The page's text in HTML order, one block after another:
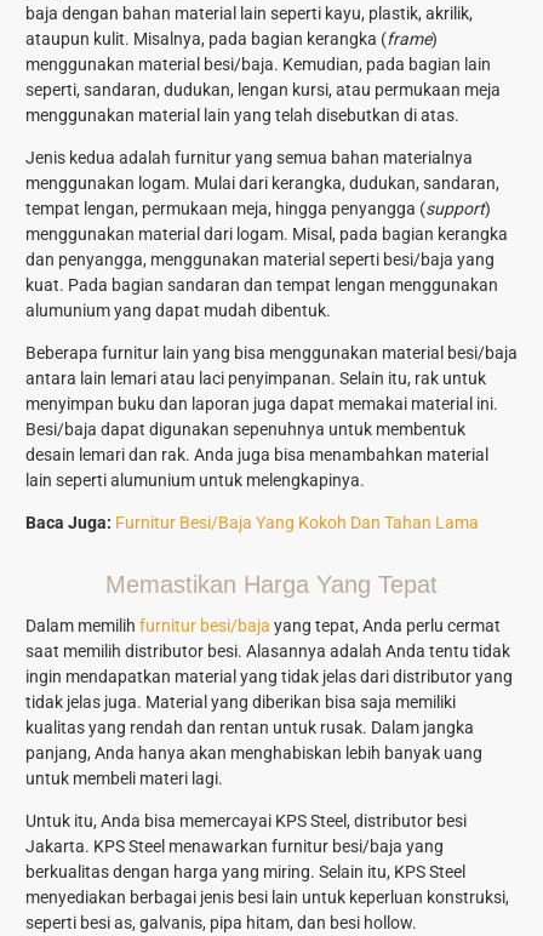
baja dengan bahan material lain seperti kayu, plastik, akrilik,
ataupun kulit. Misalnya, pada bagian kerangka (frame)
menggunakan material besi/baja. Kemudian, pada bagian lain
seperti, sandaran, dudukan, lengan kursi, atau permukaan meja
menggunakan material lain yang telah disebutkan di atas.
Jenis kedua adalah furnitur yang semua bahan materialnya
menggunakan logam. Mulai dari kerangka, dudukan, sandaran,
tempat lengan, permukaan meja, hingga penyangga (support)
menggunakan material dari logam. Misal, pada bagian kerangka
dan penyangga, menggunakan material seperti besi/baja yang
kuat. Pada bagian sandaran dan tempat lengan menggunakan
alumunium yang dapat mudah dibentuk.
Beberapa furnitur lain yang bisa menggunakan material besi/baja
antara lain lemari atau laci penyimpanan. Selain itu, rak untuk
menyimpan buku dan laporan juga dapat memakai material ini.
Besi/baja dapat digunakan sepenuhnya untuk membentuk
desain lemari dan rak. Anda juga bisa menambahkan material
lain seperti alumunium untuk melengkapinya.
Baca Juga: Furnitur Besi/Baja Yang Kokoh Dan Tahan Lama
Memastikan Harga Yang Tepat
Dalam memilih furnitur besi/baja yang tepat, Anda perlu cermat
saat memilih distributor besi. Alasannya adalah Anda tentu tidak
ingin mendapatkan material yang tidak jelas dari distributor yang
tidak jelas juga. Material yang diberikan bisa saja memiliki
kualitas yang rendah dan rentan untuk rusak. Dalam jangka
panjang, Anda hanya akan menghabiskan lebih banyak uang
untuk membeli materi lagi.
Untuk itu, Anda bisa memercayai KPS Steel, distributor besi
Jakarta. KPS Steel menawarkan furnitur besi/baja yang
berkualitas dengan harga yang miring. Selain itu, KPS Steel
menyediakan berbagai jenis besi lain untuk keperluan konstruksi,
seperti besi as, galvanis, pipa hitam, dan besi hollow.